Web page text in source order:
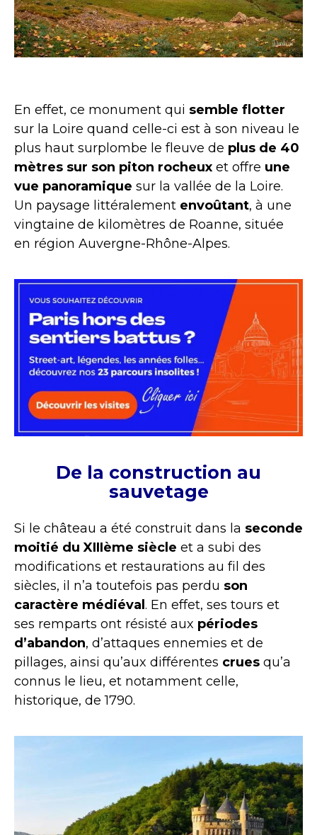
En effet, ce monument qui semble flotter
sur la Loire quand celle-ci est à son niveau le
plus haut surplombe le fleuve de plus de 40
mètres sur son piton rocheux et offre une
vue panoramique sur la vallée de la Loire.
Un paysage littéralement envoûtant, à une
vingtaine de kilomètres de Roanne, située
en région Auvergne-Rhône-Alpes.
De la construction au
sauvetage
Si le château a été construit dans la seconde
moitié du XIIIème siècle et a subi des
modifications et restaurations au fil des
siècles, il n’a toutefois pas perdu son
caractère médiéval . En effet, ses tours et
ses remparts ont résisté aux périodes
d’abandon, d’attaques ennemies et de
pillages, ainsi qu’aux différentes crues qu’a
connus le lieu, et notamment celle,
historique, de 1790.